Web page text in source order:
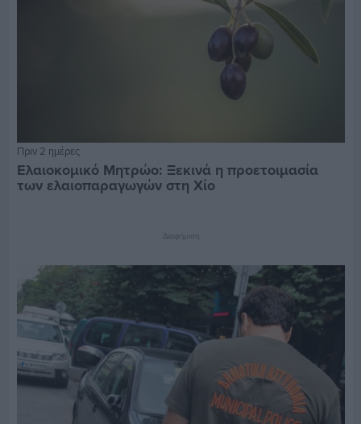
Πριν 2 ημέρες
Ελαιοκομικό Μητρώο: Ξεκινά η προετοιμασία
των ελαιοπαραγωγών στη Χίο
Διαφήμιση